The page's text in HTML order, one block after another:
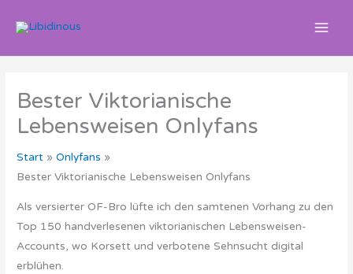
Inhalt
Bester Viktorianische
Lebensweisen Onlyfans
Start
Onlyfans
Bester Viktorianische Lebensweisen Onlyfans
Als versierter OF-Bro lüfte ich den samtenen Vorhang zu den
Top 150 handverlesenen viktorianischen Lebensweisen-
Accounts, wo Korsett und verbotene Sehnsucht digital
erblühen.